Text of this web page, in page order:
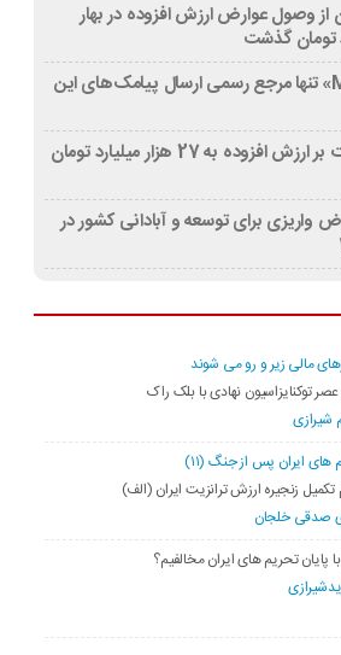
وصول عوارض ارزش افزوده در بهار
سرشماره «MALIAT» تنها مرجع رسمی ارسال پیامک‌های این
سهم سلامت از مالیات بر ارزش افزوده به 27 هزار میلیارد تومان
واریزی برای توسعه و آبادانی کشور در
مالی زیر و رو می شوند
عصر توکنایزاسیون نهادی با بلک راک
شیرازی
های ایران پس از جنگ (۱۱)
تکمیل زنجیره ارزش ترانزیت ایران (الف)
صدقی خلجان
پایان تحریم های ایران مخالفیم؟